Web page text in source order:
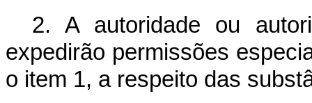
2. A autoridade ou
expedirão permissões
o item 1, a respeito das